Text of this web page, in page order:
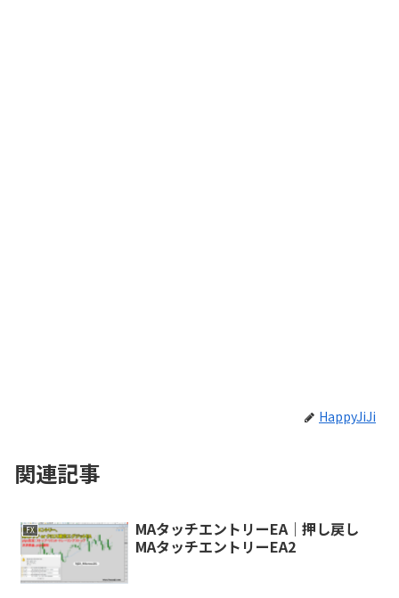
HappyJiJi
関連記事
FX
MAタッチエントリーEA｜押し戻し
MAタッチエントリーEA2